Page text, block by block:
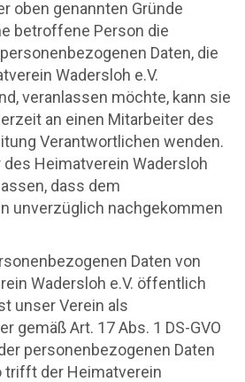
oben genannten Gründe
betroffene Person die
Daten, die
Wadersloh e.V.
veranlassen möchte, kann sie
an einen Mitarbeiter des
Verantwortlichen wenden.
des Heimatverein Wadersloh
dass dem
unverzüglich nachgekommen
Daten von
Wadersloh e.V. öffentlich
unser Verein als
gemäß Art. 17 Abs. 1 DS-GVO
personenbezogenen Daten
trifft der Heimatverein